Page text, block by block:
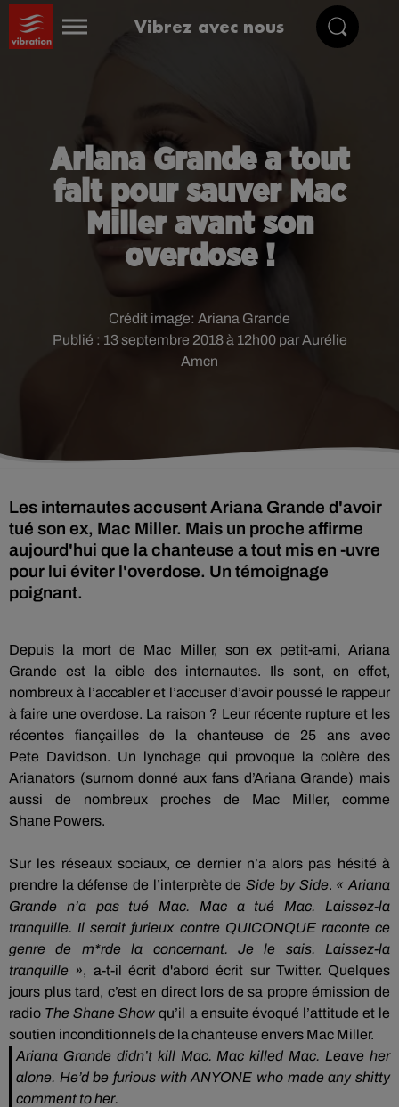
Vibrez avec nous
Ariana Grande a tout
fait pour sauver Mac
Miller avant son
overdose !
Publié : 13 septembre 2018 à 12h00 par Aurélie
Amcn
Crédit image: Ariana Grande
Les internautes accusent Ariana Grande d'avoir
tué son ex, Mac Miller. Mais un proche affirme
aujourd'hui que la chanteuse a tout mis en -uvre
pour lui éviter l'overdose. Un témoignage
poignant.
Depuis la mort de Mac Miller, son ex petit-ami, Ariana
Grande est la cible des internautes.
Ils sont, en effet,
nombreux à l’accabler et l’accuser d’avoir poussé le rappeur
à faire une overdose. La raison ? Leur récente rupture et les
récentes fiançailles de la chanteuse de 25 ans avec
Pete Davidson. Un lynchage qui provoque la colère des
Arianators (surnom donné aux fans d’Ariana Grande) mais
aussi de nombreux proches de Mac Miller, comme
Shane Powers.
Sur les réseaux sociaux, ce dernier n’a alors pas hésité à
prendre la défense de l’interprète de Side by Side. « Ariana
Grande n’a pas tué Mac.
Maca tué Mac. Laissez-la
tranquille. Il serait furieux contre QUICONQUEraconte ce
genre de m*rdela concernant. Je le sais. Laissez-la
tranquille », a-t-il écrit d'abord écrit sur Twitter. Quelques
jours plus tard, c’est en direct lors de sa propre émission de
radio The Shane Show qu’il a ensuite évoqué l’attitude et le
soutien inconditionnels de la chanteuse envers Mac Miller.
Ariana Grande didn’t kill Mac. Mac killed Mac. Leave her
alone. He’d be furious with ANYONE who made any shitty
comment to her.